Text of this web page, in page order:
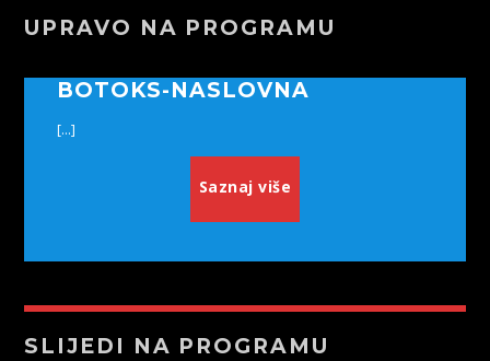
UPRAVO NA PROGRAMU
BOTOKS-NASLOVNA
[...]
Saznaj više
SLIJEDI NA PROGRAMU